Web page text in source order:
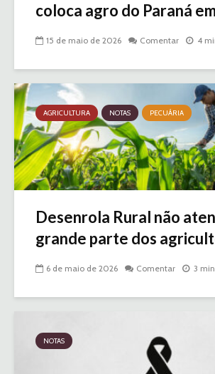
coloca agro do Paraná
15 de maio de 2026 Comentar 4
AGRICULTURA NOTAS PECUÁRIA
Desenrola Rural não
grande parte dos
6 de maio de 2026 Comentar 3
NOTAS